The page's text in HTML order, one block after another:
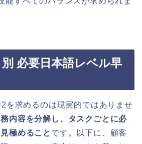
必要日本語レベル早
を求めるのは現実的ではありませ
内容を分解し、タスクごとに必
極めること です。以下に、顧客